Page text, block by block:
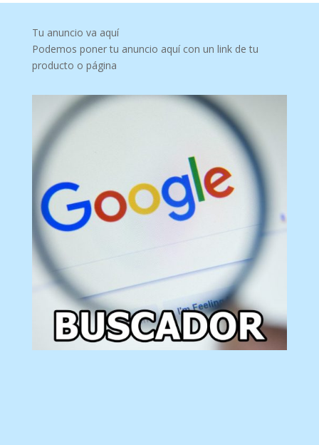
Tu anuncio va aquí
Podemos poner tu anuncio aquí con un link de tu
producto o página